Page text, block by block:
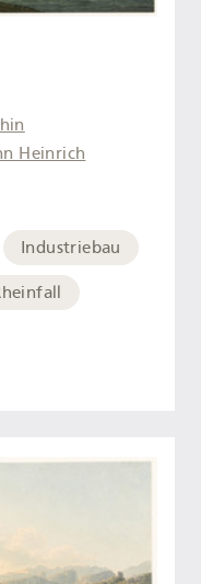
Heinrich
Industriebau